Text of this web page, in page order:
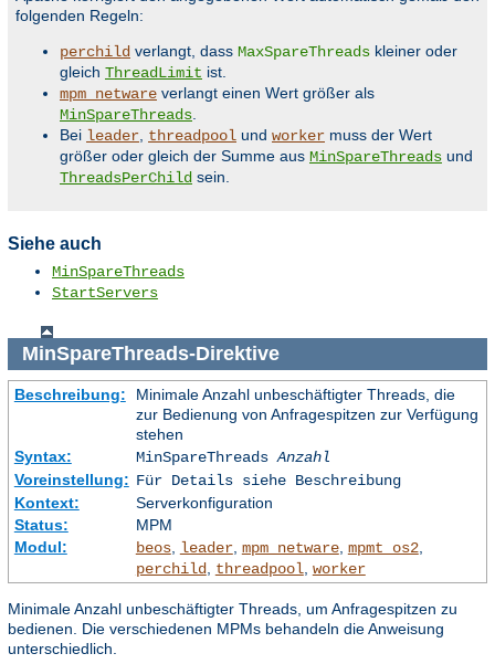
folgenden Regeln:
perchild verlangt, dass MaxSpareThreads kleiner oder
gleich ThreadLimit ist.
mpm_netware verlangt einen Wert größer als
MinSpareThreads.
Bei leader, threadpool und worker muss der Wert
größer oder gleich der Summe aus MinSpareThreads und
ThreadsPerChild sein.
Siehe auch
MinSpareThreads
StartServers
MinSpareThreads-Direktive
Beschreibung:
Minimale Anzahl unbeschäftigter Threads, die
zur Bedienung von Anfragespitzen zur Verfügung
stehen
Syntax:
MinSpareThreadsAnzahl
Voreinstellung: Für Details siehe Beschreibung
Kontext:
Serverkonfiguration
Status:
MPM
Modul:
beos, leader, mpm_netware, mpmt_os2,
perchild, threadpool worker
Minimale Anzahl unbeschäftigter Threads, um Anfragespitzen zu
bedienen. Die verschiedenen MPMs behandeln die Anweisung
unterschiedlich.